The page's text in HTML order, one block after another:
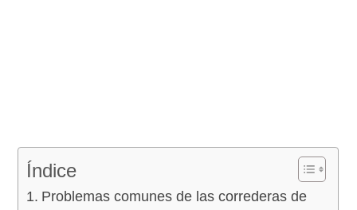
Índice
Problemas comunes de las correderas de